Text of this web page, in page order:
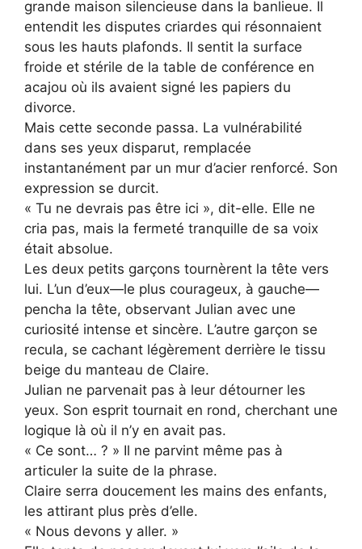
grande maison silencieuse dans la banlieue. Il
entendit les disputes criardes qui résonnaient
sous les hauts plafonds. Il sentit la surface
froide et stérile de la table de conférence en
acajou où ils avaient signé les papiers du
divorce.
Mais cette seconde passa. La vulnérabilité
dans ses yeux disparut, remplacée
instantanément par un mur d’acier renforcé. Son
expression se durcit.
« Tu ne devrais pas être ici », dit-elle. Elle ne
cria pas, mais la fermeté tranquille de sa voix
était absolue.
Les deux petits garçons tournèrent la tête vers
lui. L’un d’eux—le plus courageux, à gauche—
pencha la tête, observant Julian avec une
curiosité intense et sincère. L’autre garçon se
recula, se cachant légèrement derrière le tissu
beige du manteau de Claire.
Julian ne parvenait pas à leur détourner les
yeux. Son esprit tournait en rond, cherchant une
logique là où il n’y en avait pas.
« Ce sont… ? » Il ne parvint même pas à
articuler la suite de la phrase.
Claire serra doucement les mains des enfants,
les attirant plus près d’elle.
« Nous devons y aller. »